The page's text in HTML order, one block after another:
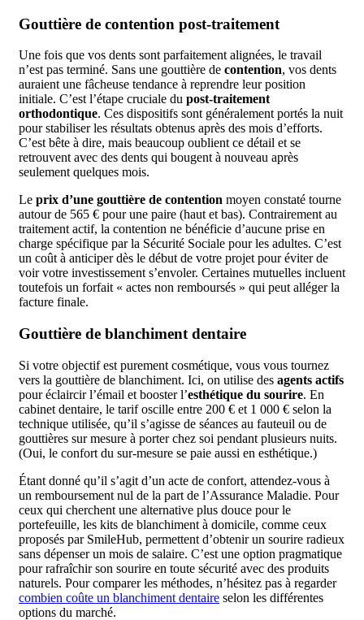
Gouttière de contention post-traitement
Une fois que vos dents sont parfaitement alignées, le travail
n’est pas terminé. Sans une gouttière de contention, vos dents
auraient une fâcheuse tendance à reprendre leur position
initiale. C’est l’étape cruciale du post-traitement
orthodontique. Ces dispositifs sont généralement portés la nuit
pour stabiliser les résultats obtenus après des mois d’efforts.
C’est bête à dire, mais beaucoup oublient ce détail et se
retrouvent avec des dents qui bougent à nouveau après
seulement quelques mois.
Le prix d’une gouttière de contention moyen constaté tourne
autour de 565 € pour une paire (haut et bas). Contrairement au
traitement actif, la contention ne bénéficie d’aucune prise en
charge spécifique par la Sécurité Sociale pour les adultes. C’est
un coût à anticiper dès le début de votre projet pour éviter de
voir votre investissement s’envoler. Certaines mutuelles incluent
toutefois un forfait « actes non remboursés » qui peut alléger la
facture finale.
Gouttière de blanchiment dentaire
Si votre objectif est purement cosmétique, vous vous tournez
vers la gouttière de blanchiment. Ici, on utilise des agents actifs
pour éclaircir l’émail et booster l’esthétique du sourire. En
cabinet dentaire, le tarif oscille entre 200 € et 1 000 € selon la
technique utilisée, qu’il s’agisse de séances au fauteuil ou de
gouttières sur mesure à porter chez soi pendant plusieurs nuits.
(Oui, le confort du sur-mesure se paie aussi en esthétique.)
Étant donné qu’il s’agit d’un acte de confort, attendez-vous à
un remboursement nul de la part de l’Assurance Maladie. Pour
ceux qui cherchent une alternative plus douce pour le
portefeuille, les kits de blanchiment à domicile, comme ceux
proposés par SmileHub, permettent d’obtenir un sourire radieux
sans dépenser un mois de salaire. C’est une option pragmatique
pour rafraîchir son sourire en toute sécurité avec des produits
naturels. Pour comparer les méthodes, n’hésitez pas à regarder
combien coûte un blanchiment dentaire selon les différentes
options du marché.